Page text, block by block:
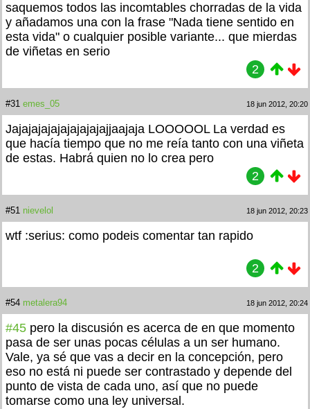
saquemos todos las incomtables chorradas de la vida
y añadamos una con la frase "Nada tiene sentido en
esta vida" o cualquier posible variante... que mierdas
de viñetas en serio
2
#31 emes_05 18 jun 2012, 20:20
Jajajajajajajajajajajjaajaja LOOOOOL La verdad es
que hacía tiempo que no me reía tanto con una viñeta
de estas. Habrá quien no lo crea pero
2
#51 nievelol 18 jun 2012, 20:23
wtf :serius: como podeis comentar tan rapido
2
#54 metalera94 18 jun 2012, 20:24
#45 pero la discusión es acerca de en que momento
pasa de ser unas pocas células a un ser humano.
Vale, ya sé que vas a decir en la concepción, pero
eso no está ni puede ser contrastado y depende del
punto de vista de cada uno, así que no puede
tomarse como una ley universal.